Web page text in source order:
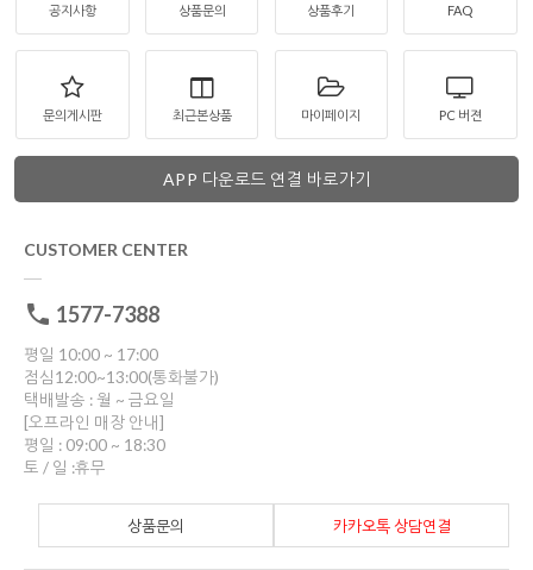
공지사항 상품문의 상품후기 FAQ
문의게시판 최근본상품 마이페이지 PC 버젼
APP 다운로드 연결 바로가기
CUSTOMER CENTER
1577-7388
평일 10:00 ~ 17:00
점심12:00~13:00(통화불가)
택배발송 : 월 ~ 금요일
[오프라인 매장 안내]
평일 : 09:00 ~ 18:30
토 / 일 :휴무
카카오톡 상담연결
상품문의